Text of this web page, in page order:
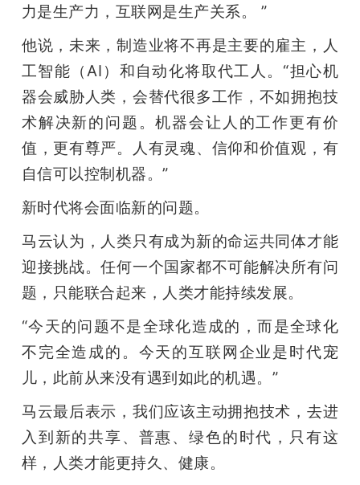
力是生产力，互联网是生产关系。 ”
他说，未来，制造业将不再是主要的雇主，人
工智能（AI）和自动化将取代工人。“担心机
器会威胁人类，会替代很多工作，不如拥抱技
术解决新的问题。机器会让人的工作更有价
值，更有尊严。人有灵魂、信仰和价值观，有
自信可以控制机器。”
新时代将会面临新的问题。
马云认为，人类只有成为新的命运共同体才能
迎接挑战。任何一个国家都不可能解决所有问
题，只能联合起来，人类才能持续发展。
“今天的问题不是全球化造成的，而是全球化
不完全造成的。今天的互联网企业是时代宠
儿，此前从来没有遇到如此的机遇。”
马云最后表示，我们应该主动拥抱技术，去进
入到新的共享、普惠、绿色的时代，只有这
样，人类才能更持久、健康。